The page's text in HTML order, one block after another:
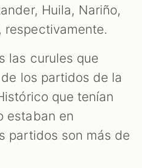
Huila, Nariño,
respectivamente.
las curules que
los partidos de la
que tenían
estaban en
partidos son más de